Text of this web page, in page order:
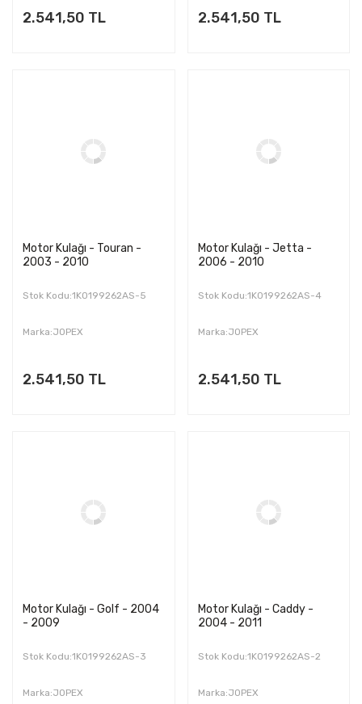
2.541,50 TL 2.541,50 TL
Motor Kulağı - Touran -
2003 - 2010
Stok Kodu:1K0199262AS-5
Marka:JOPEX
2.541,50 TL
Motor Kulağı - Jetta -
2006 - 2010
Stok Kodu:1K0199262AS-4
Marka:JOPEX
2.541,50 TL
Motor Kulağı - Golf - 2004
- 2009
Stok Kodu:1K0199262AS-3
Marka:JOPEX
Motor Kulağı - Caddy -
2004 - 2011
Stok Kodu:1K0199262AS-2
Marka:JOPEX